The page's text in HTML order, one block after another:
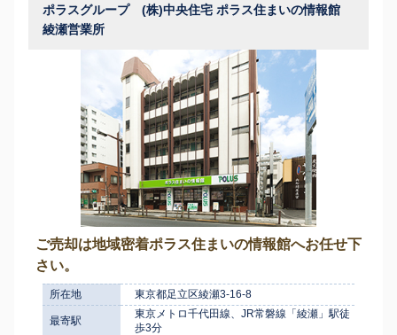
ポラスグループ (株)中央住宅 ポラス住まいの情報館
綾瀬営業所
ご売却は地域密着ポラス住まいの情報館へお任せ下
さい。
所在地 東京都足立区綾瀬3-16-8
最寄駅
東京メトロ千代田線、JR常磐線「綾瀬」駅徒
歩3分